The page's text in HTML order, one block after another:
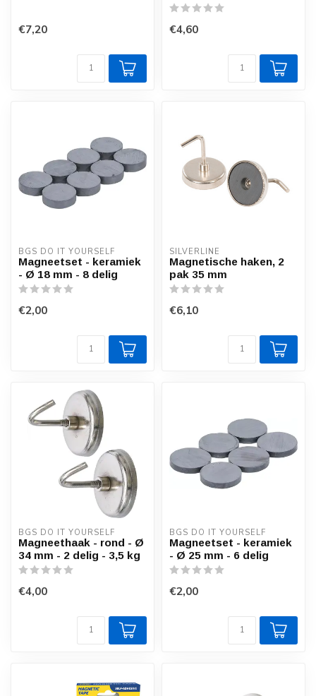
€7,20 €4,60
BGS DO IT YOURSELF
Magneetset - keramiek
- Ø 18 mm - 8 delig
€2,00
SILVERLINE
Magnetische haken, 2
pak 35 mm
€6,10
BGS DO IT YOURSELF
Magneethaak - rond - Ø
34 mm - 2 delig - 3,5 kg
€4,00
BGS DO IT YOURSELF
Magneetset - keramiek
- Ø 25 mm - 6 delig
€2,00